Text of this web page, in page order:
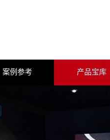
案例参考 产品宝库